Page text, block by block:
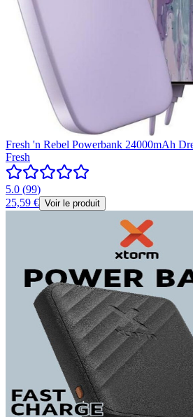
Fresh 'n Rebel Powerbank 24000mAh
Fresh
5.0 (99)
25,59 € Voir le produit